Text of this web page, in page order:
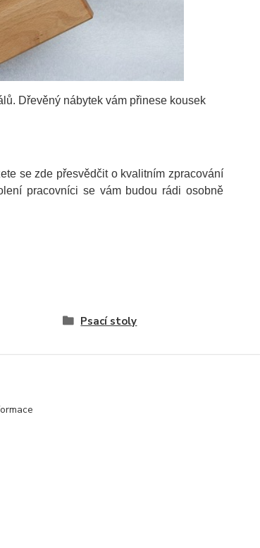
Dřevěný nábytek vám přinese kousek
se zde přesvědčit o kvalitním zpracování
pracovníci se vám budou rádi osobně
Psací stoly